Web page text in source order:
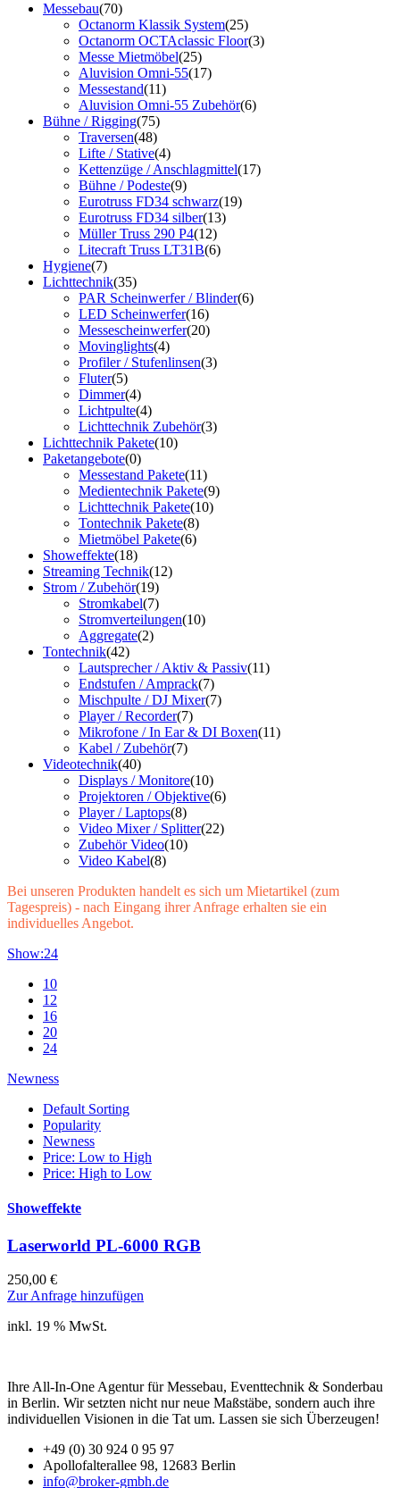
Messebau(70)
Octanorm Klassik System(25)
Octanorm OCTAclassic Floor(3)
Messe Mietmöbel(25)
Aluvision Omni-55(17)
Messestand(11)
Aluvision Omni-55 Zubehör(6)
Bühne / Rigging(75)
Traversen(48)
Lifte / Stative(4)
Kettenzüge / Anschlagmittel(17)
Bühne / Podeste(9)
Eurotruss FD34 schwarz(19)
Eurotruss FD34 silber(13)
Müller Truss 290 P4(12)
Litecraft Truss LT31B(6)
Hygiene(7)
Lichttechnik(35)
PAR Scheinwerfer / Blinder(6)
LED Scheinwerfer(16)
Messescheinwerfer(20)
Movinglights(4)
Profiler / Stufenlinsen(3)
Fluter(5)
Dimmer(4)
Lichtpulte(4)
Lichttechnik Zubehör(3)
Lichttechnik Pakete(10)
Paketangebote(0)
Messestand Pakete(11)
Medientechnik Pakete(9)
Lichttechnik Pakete(10)
Tontechnik Pakete(8)
Mietmöbel Pakete(6)
Showeffekte(18)
Streaming Technik(12)
Strom / Zubehör(19)
Stromkabel(7)
Stromverteilungen(10)
Aggregate(2)
Tontechnik(42)
Lautsprecher / Aktiv & Passiv(11)
Endstufen / Amprack(7)
Mischpulte / DJ Mixer(7)
Player / Recorder(7)
Mikrofone / In Ear & DI Boxen(11)
Kabel / Zubehör(7)
Videotechnik(40)
Displays / Monitore(10)
Projektoren / Objektive(6)
Player / Laptops(8)
Video Mixer / Splitter(22)
Zubehör Video(10)
Video Kabel(8)
Bei unseren Produkten handelt es sich um Mietartikel (zum
Tagespreis) - nach Eingang ihrer Anfrage erhalten sie ein
individuelles Angebot.
Show:24
10
12
16
20
24
Newness
Default Sorting
Popularity
Newness
Price: Low to High
Price: High to Low
Showeffekte
Laserworld PL-6000 RGB
250,00 €
Zur Anfrage hinzufügen
inkl. 19 % MwSt.
Ihre All-In-One Agentur für Messebau, Eventtechnik & Sonderbau
in Berlin. Wir setzten nicht nur neue Maßstäbe, sondern auch ihre
individuellen Visionen in die Tat um. Lassen sie sich Überzeugen!
+49 (0) 30 924 0 95 97
Apollofalterallee 98, 12683 Berlin
info@broker-gmbh.de